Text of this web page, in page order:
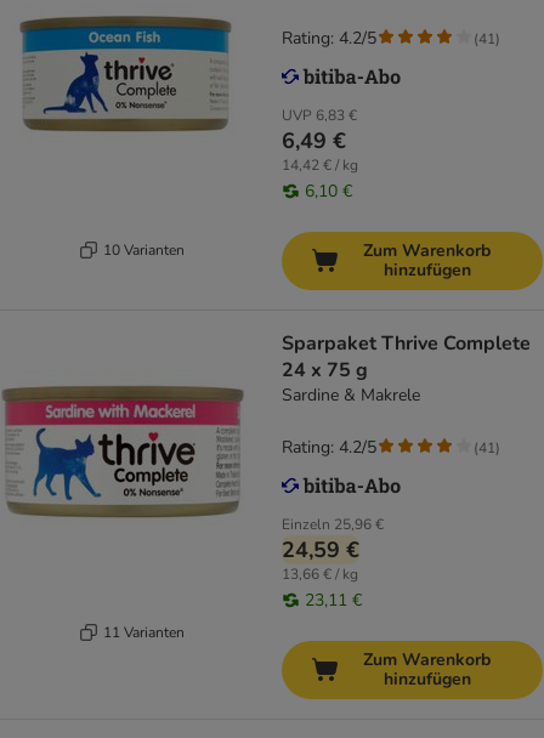
10 Varianten
UVP 6,83 €
6,49 €
14,42 € / kg
6,10 €
Rating: 4.2/5 (41)
Zum Warenkorb
hinzufügen
11 Varianten
Sparpaket Thrive Complete
24 x 75 g
Sardine & Makrele
Einzeln 25,96 €
24,59 €
13,66 € / kg
23,11 €
Rating: 4.2/5 (41)
Zum Warenkorb
hinzufügen